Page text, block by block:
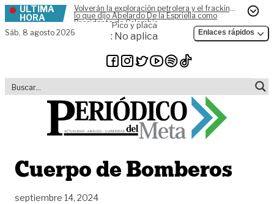
Skip to content
ÚLTIMA
HORA
Volverán la exploración petrolera y el fracking,
lo que dijo Abelardo De la Espriella como
Presidente de Colombia
Sáb, 8 agosto 2026
Pico y placa
: No aplica Enlaces rápidos
Cuerpo de Bomberos
septiembre 14, 2024